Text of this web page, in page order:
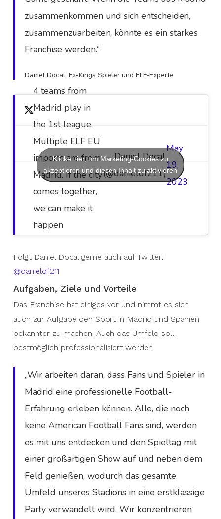
zusammenkommen und sich entscheiden,
zusammenzuarbeiten, könnte es ein starkes
Franchise werden.“
Daniel Docal, Ex-Kings Spieler und ELF-Experte
4 teams from
Madrid play in
the 1st league.
Multiple ELF EU
imports are from
Madrid. If the city
comes together,
we can make it
happen
— Daniel Docal
(@danieldf211)
May
19,
2023
Klicke hier, um Marketing-Cookies zu
akzeptieren und diesen Inhalt zu aktivieren
Folgt Daniel Docal gerne auch auf Twitter:
@danieldf211
Aufgaben, Ziele und Vorteile
Das Franchise hat einiges vor und nimmt es sich
auch zur Aufgabe den Sport in Madrid und Spanien
bekannter zu machen. Auch das Umfeld soll
bestmöglich professionalisiert werden.
„Wir arbeiten daran, dass Fans und Spieler in
Madrid eine professionelle Football-
Erfahrung erleben können. Alle, die noch
keine American Football Fans sind, werden
es mit uns entdecken und den Spieltag mit
einer großartigen Show auf und neben dem
Feld genießen, wodurch das gesamte
Umfeld unseres Stadions in eine erstklassige
Party verwandelt wird. Wir konzentrieren